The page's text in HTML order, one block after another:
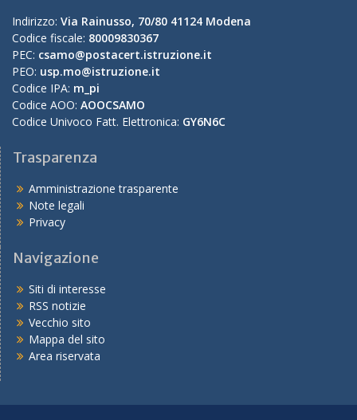
Indirizzo: Via Rainusso, 70/80 41124 Modena
Codice fiscale: 80009830367
PEC: csamo@postacert.istruzione.it
PEO: usp.mo@istruzione.it
Codice IPA: m_pi
Codice AOO: AOOCSAMO
Codice Univoco Fatt. Elettronica: GY6N6C
Trasparenza
Amministrazione trasparente
Note legali
Privacy
Navigazione
Siti di interesse
RSS notizie
Vecchio sito
Mappa del sito
Area riservata